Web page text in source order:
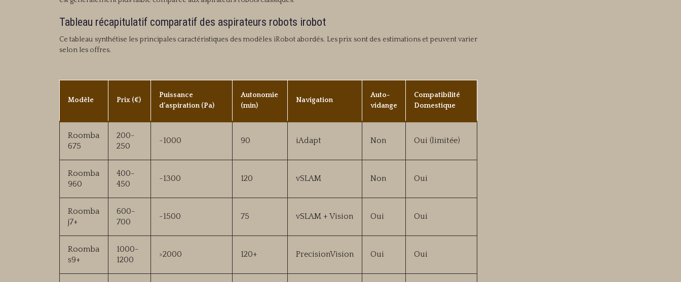
Tableau récapitulatif comparatif des aspirateurs robots irobot
Ce tableau synthétise les principales caractéristiques des modèles iRobot abordés. Les prix sont des estimations et peuvent varier
selon les offres.
Modèle Prix (€)
Puissance
d’aspiration (Pa)
Autonomie
(min)
Navigation
Auto-
vidange
Compatibilité
Domestique
Roomba
675
200-
250
~1000 90 iAdapt Non Oui (limitée)
Roomba
960
400-
450
~1300 120 vSLAM Non Oui
Roomba
j7+
600-
700
~1500 75 vSLAM + Vision Oui Oui
Roomba
s9+
1000-
1200
>2000 120+ PrecisionVision Oui Oui